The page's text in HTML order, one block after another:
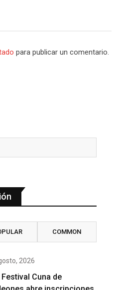
para publicar un comentario.
COMMON
2026
Festival Cuna de